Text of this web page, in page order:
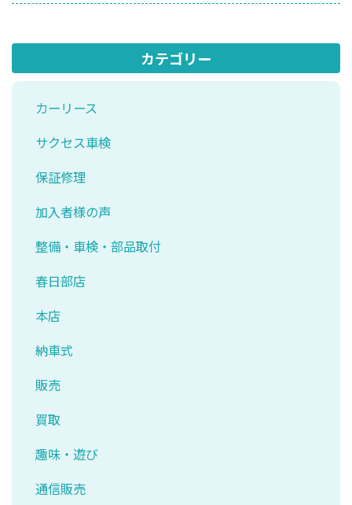
カテゴリー
カーリース
サクセス車検
保証修理
加入者様の声
整備・車検・部品取付
春日部店
本店
納車式
販売
買取
趣味・遊び
通信販売